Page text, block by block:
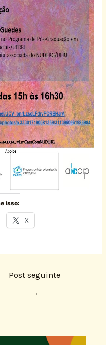
isso:
X
Post seguinte
→